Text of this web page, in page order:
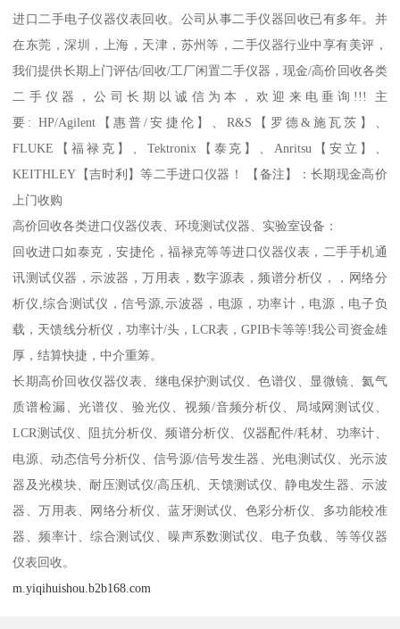
进口二手电子仪器仪表回收。公司从事二手仪器回收已有多年。并
在东莞，深圳，上海，天津，苏州等，二手仪器行业中享有美评，
我们提供长期上门评估/回收/工厂闲置二手仪器，现金/高价回收各类
二手仪器，公司长期以诚信为本，欢迎来电垂询!!! 主
要: HP/Agilent【惠普/安捷伦】、R&S【罗德&施瓦茨】、
FLUKE【福禄克】、Tektronix【泰克】、Anritsu【安立】、
KEITHLEY【吉时利】等二手进口仪器！ 【备注】：长期现金高价
上门收购
高价回收各类进口仪器仪表、环境测试仪器、实验室设备：
回收进口如泰克，安捷伦，福禄克等等进口仪器仪表，二手手机通
讯测试仪器，示波器，万用表，数字源表，频谱分析仪，，网络分
析仪,综合测试仪，信号源,示波器，电源，功率计，电源，电子负
载，天馈线分析仪，功率计/头，LCR表，GPIB卡等等!我公司资金雄
厚，结算快捷，中介重筹。
长期高价回收仪器仪表、继电保护测试仪、色谱仪、显微镜、氦气
质谱检漏、光谱仪、验光仪、视频/音频分析仪、局域网测试仪、
LCR测试仪、阻抗分析仪、频谱分析仪、仪器配件/耗材、功率计、
电源、动态信号分析仪、信号源/信号发生器、光电测试仪、光示波
器及光模块、耐压测试仪/高压机、天馈测试仪、静电发生器、示波
器、万用表、网络分析仪、蓝牙测试仪、色彩分析仪、多功能校准
器、频率计、综合测试仪、噪声系数测试仪、电子负载、等等仪器
仪表回收。
m.yiqihuishou.b2b168.com